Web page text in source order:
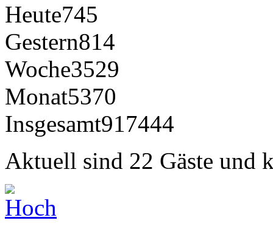
Heute745
Gestern814
Woche3529
Monat5370
Insgesamt917444
Aktuell sind 22 Gäste und